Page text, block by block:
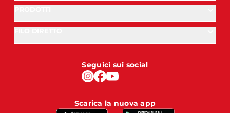
Seguici sui social
Scarica la nuova app